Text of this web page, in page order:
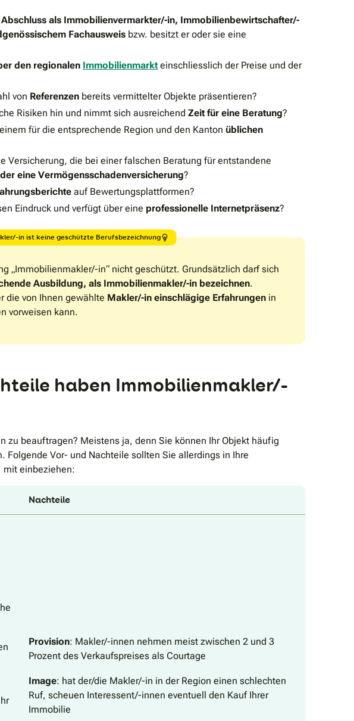
Abschluss als Immobilienvermarkter/-in, Immobilienbewirtschafter/-
Fachausweis bzw. besitzt er oder sie eine
den regionalen Immobilienmarkt einschliesslich der Preise und der
von Referenzen bereits vermittelter Objekte präsentieren?
Risiken hin und nimmt sich ausreichend Zeit für eine Beratung?
für die entsprechende Region und den Kanton üblichen
Versicherung, die bei einer falschen Beratung für entstandene
eine Vermögensschadenversicherung?
auf Bewertungsplattformen?
Eindruck und verfügt über eine professionelle Internetpräsenz?
in ist keine geschützte Berufsbezeichnung
„Immobilienmakler/-in“ nicht geschützt. Grundsätzlich darf sich
Ausbildung, als Immobilienmakler/-in bezeichnen.
die von Ihnen gewählte Makler/-in einschlägige Erfahrungen in
vorweisen kann.
haben Immobilienmakler/-
zu beauftragen? Meistens ja, denn Sie können Ihr Objekt häufig
Folgende Vor- und Nachteile sollten Sie allerdings in Ihre
mit einbeziehen:
Nachteile
Provision: Makler/-innen nehmen meist zwischen 2 und 3
Prozent des Verkaufspreises als Courtage
Image: hat der/die Makler/-in in der Region einen schlechten
Ruf, scheuen Interessent/-innen eventuell den Kauf Ihrer
Immobilie